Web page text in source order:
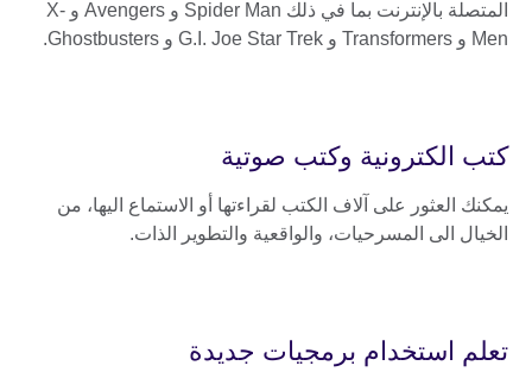
المتصلة بالإنترنت بما في ذلك Spider Man و Avengers و X-
Men و Transformers و G.I. Joe Star Trek و Ghostbusters.
كتب الكترونية وكتب صوتية
يمكنك العثور على آلاف الكتب لقراءتها أو الاستماع اليها، من
الخيال الى المسرحيات، والواقعية والتطوير الذات.
تعلم استخدام برمجيات جديدة